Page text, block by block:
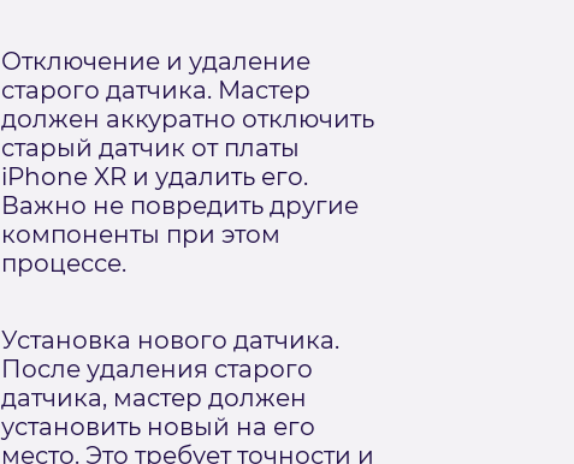
Отключение и удаление
старого датчика. Мастер
должен аккуратно отключить
старый датчик от платы
iPhone XR и удалить его.
Важно не повредить другие
компоненты при этом
процессе.
Установка нового датчика.
После удаления старого
датчика, мастер должен
установить новый на его
место. Это требует точности и